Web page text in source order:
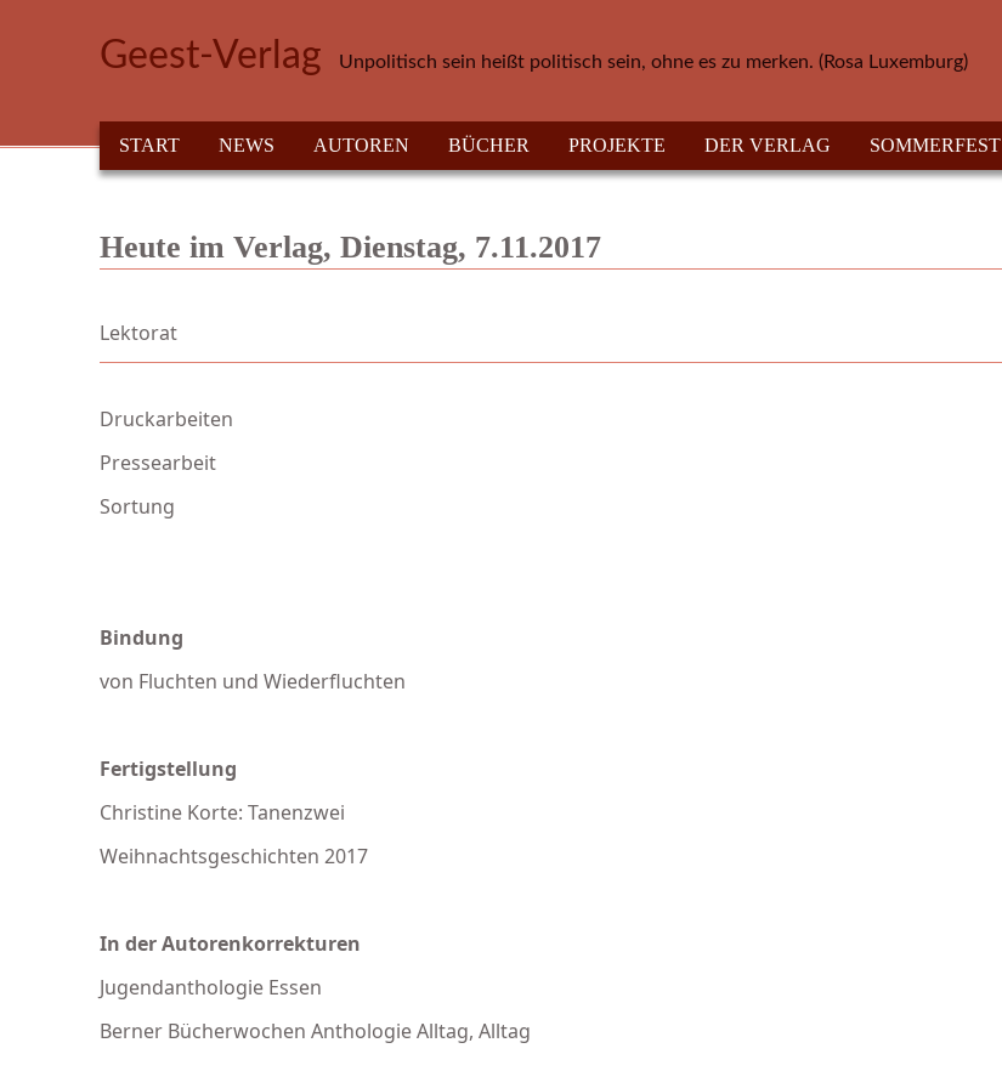
Geest-Verlag Unpolitisch sein heißt politisch sein, ohne es zu merken. (Rosa Luxemburg)
HAUPTMENÜ
START NEWS AUTOREN BÜCHER PROJEKTE DER VERLAG SOMMERFEST
Heute im Verlag, Dienstag, 7.11.2017
Lektorat
Druckarbeiten
Pressearbeit
Sortung
Bindung
von Fluchten und Wiederfluchten
Fertigstellung
Christine Korte: Tanenzwei
Weihnachtsgeschichten 2017
In der Autorenkorrekturen
Jugendanthologie Essen
Berner Bücherwochen Anthologie Alltag, Alltag